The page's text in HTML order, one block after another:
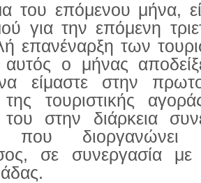
του επόμενου μήνα,
για την επόμενη
επανέναρξη των
αυτός ο μήνας
είμαστε στην
της τουριστικής
στην διάρκεια
που
σε συνεργασία με